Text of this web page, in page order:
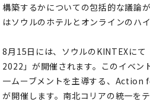
構築するかについての包括的な議論
はソウルのホテルとオンラインのハ
8月15日には、ソウルのKINTEXに
2022」が開催されます。このイベン
一ムーブメントを主導する、
が開催します。南北コリアの統一を